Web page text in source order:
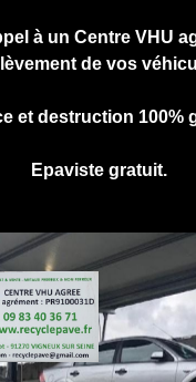
à un Centre VHU
de vos
et destruction 100%
Epaviste gratuit.